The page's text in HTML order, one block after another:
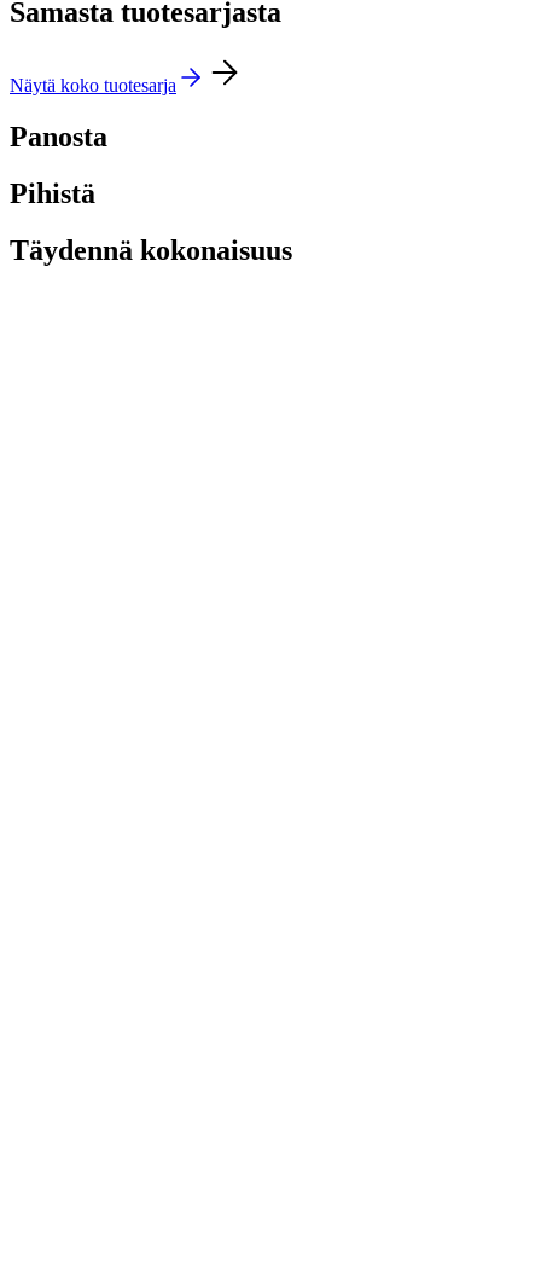
Samasta tuotesarjasta
Näytä koko tuotesarja
Panosta
Pihistä
Täydennä kokonaisuus